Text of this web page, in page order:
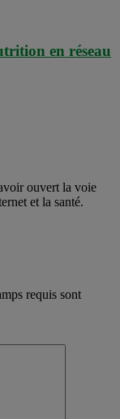
en réseau
ouvert la voie
et la santé.
requis sont